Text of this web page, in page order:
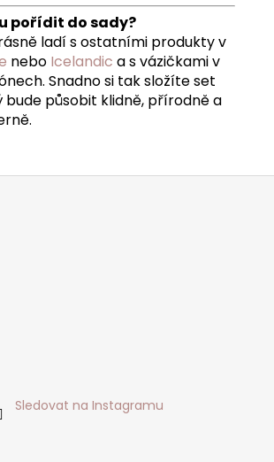
pořídit do sady?
ladí s ostatními produkty v
nebo Icelandic a s vázičkami v
Snadno si tak složíte set
bude působit klidně, přírodně a
Sledovat na Instagramu